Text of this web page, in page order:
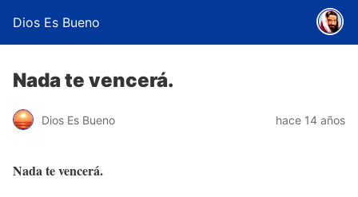
Dios Es Bueno
Nada te vencerá.
Dios Es Bueno hace 14 años
Nada te vencerá.